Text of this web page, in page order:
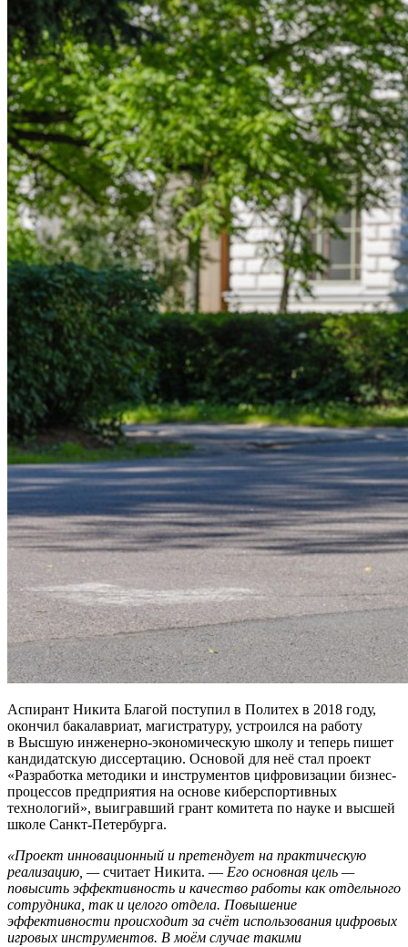
Аспирант Никита Благой поступил в Политех в 2018 году,
окончил бакалавриат, магистратуру, устроился на работу
в Высшую инженерно-экономическую школу и теперь пишет
кандидатскую диссертацию. Основой для неё стал проект
«Разработка методики и инструментов цифровизации бизнес-
процессов предприятия на основе киберспортивных
технологий», выигравший грант комитета по науке и высшей
школе Санкт-Петербурга.
«Проект инновационный и претендует на практическую
реализацию, —считает Никита. — Его основная цель —
повысить эффективность и качество работы как отдельного
сотрудника, так и целого отдела. Повышение
эффективности происходит за счёт использования цифровых
игровых инструментов. В моём случае такими